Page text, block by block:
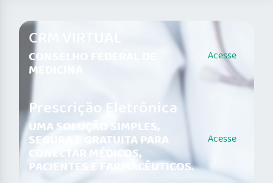
CRM VIRTUAL
CONSELHO FEDERAL DE
MEDICINA
Acesse
Prescrição Eletrônica
UMA SOLUÇÃO SIMPLES,
SEGURA E GRATUITA PARA
CONECTAR MÉDICOS,
PACIENTES E FARMACÊUTICOS.
Acesse